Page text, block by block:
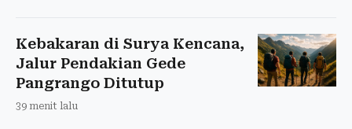
Kebakaran di Surya Kencana,
Jalur Pendakian Gede
Pangrango Ditutup
39 menit lalu